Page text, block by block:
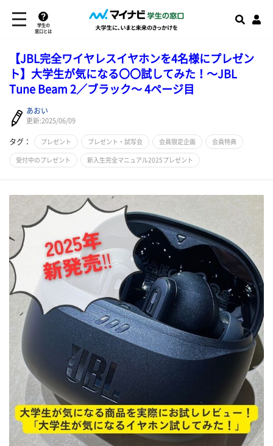
学生の
窓口とは
【JBL完全ワイヤレスイヤホンを4名様にプレゼン
ト】大学生が気になる〇〇試してみた！～JBL
Tune Beam 2／ブラック～ 4ページ目
あおい
更新:2025/06/09
タグ： プレゼント プレゼント・試写会 会員限定企画 会員特典
受付中のプレゼント 新入生完全マニュアル2025プレゼント